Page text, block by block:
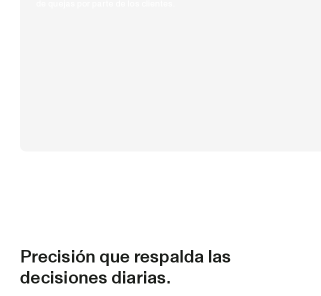
Precisión que respalda las
decisiones diarias.